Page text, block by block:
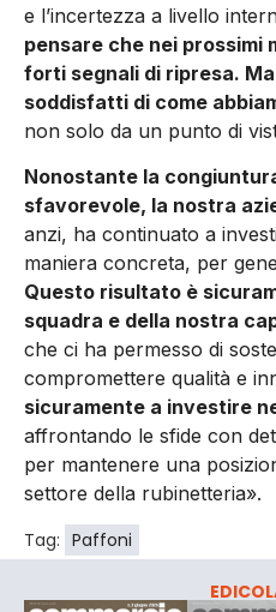
e l’incertezza a livello
pensare che nei prossimi
forti segnali di ripresa.
soddisfatti di come
non solo da un punto di
Nonostante la
sfavorevole, la nostra
anzi, ha continuato a
maniera concreta, per
Questo risultato è
squadra e della nostra
che ci ha permesso di
compromettere qualità e
sicuramente a investire
affrontando le sfide con
per mantenere una
settore della rubinetteria».
Tag: Paffoni